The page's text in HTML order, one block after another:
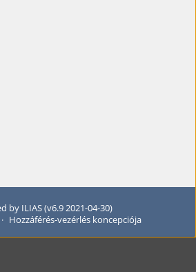
by ILIAS (v6.9 2021-04-30)
Hozzáférés-vezérlés koncepciója